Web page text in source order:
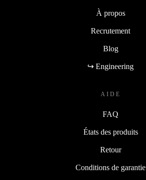
À propos
Recrutement
Blog
↪ Engineering
AIDE
FAQ
États des produits
Retour
Conditions de garantie